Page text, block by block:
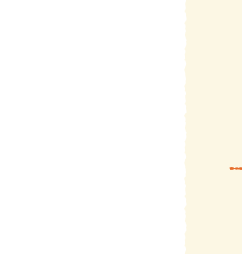
賞金稼ぎスリーサム！ 二重拘束の…